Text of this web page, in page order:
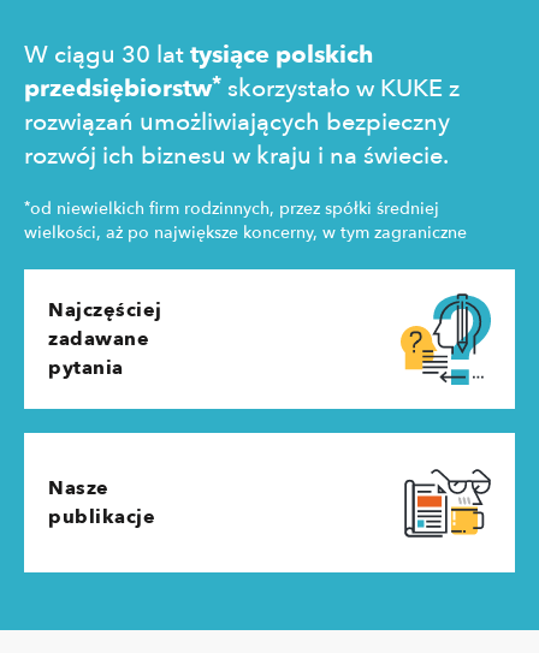
W ciągu 30 lattysiące polskich
przedsiębiorstw* skorzystało w KUKE z
rozwiązań umożliwiających bezpieczny
rozwój ich biznesu w kraju i na świecie.
*od niewielkich firm rodzinnych, przez spółki średniej
wielkości, aż po największe koncerny, w tym zagraniczne
Najczęściej
zadawane
pytania
Nasze
publikacje